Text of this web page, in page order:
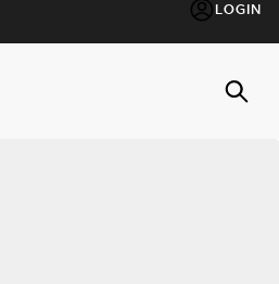
LOGIN
FACTOR